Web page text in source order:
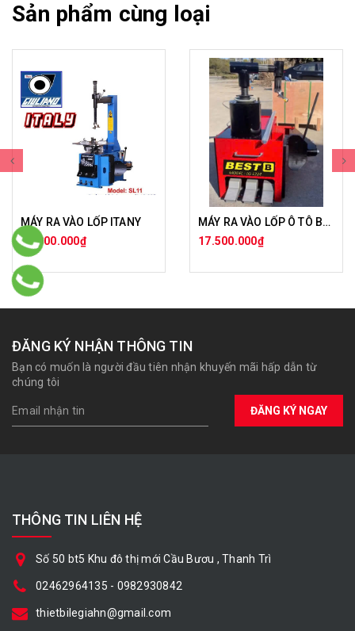
Sản phẩm cùng loại
MÁY RA VÀO LỐP ITANY
45.000.000₫
MÁY RA VÀO LỐP Ô TÔ BẰNG HƠI LƯU ĐỘNG
17.500.000₫
ĐĂNG KÝ NHẬN THÔNG TIN
Bạn có muốn là người đầu tiên nhận khuyến mãi hấp dẫn từ
chúng tôi
ĐĂNG KÝ NGAY
THÔNG TIN LIÊN HỆ
Số 50 bt5 Khu đô thị mới Cầu Bươu , Thanh Trì
02462964135 - 0982930842
thietbilegiahn@gmail.com